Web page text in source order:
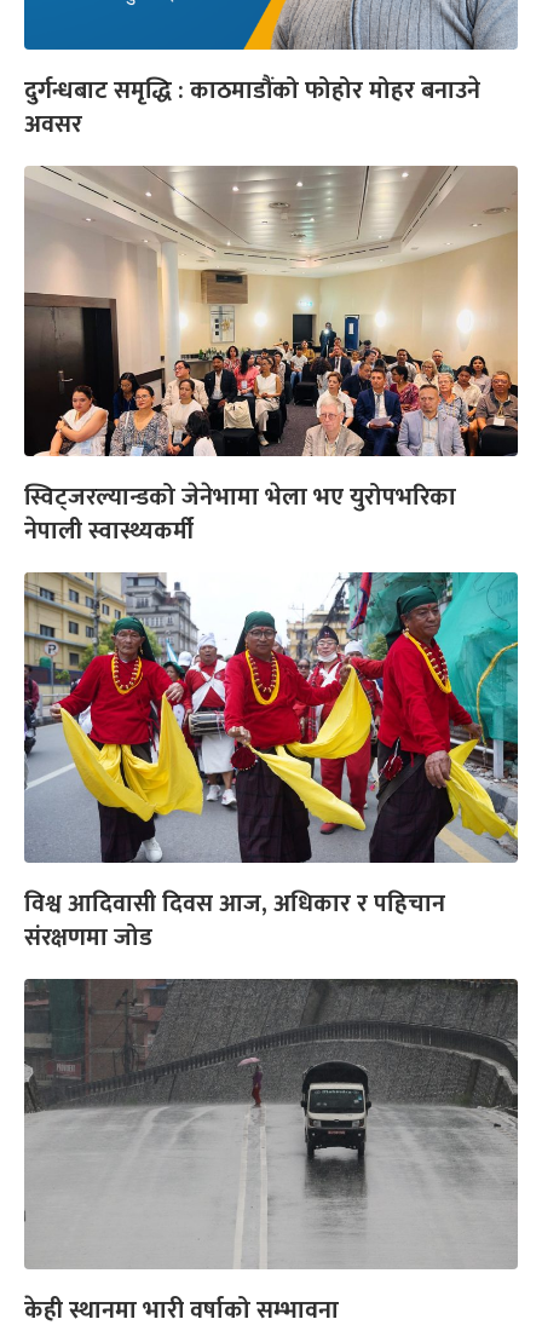
दुर्गन्धबाट समृद्धि : काठमाडौंको फोहोर मोहर बनाउने
अवसर
स्विट्जरल्यान्डको जेनेभामा भेला भए युरोपभरिका
नेपाली स्वास्थ्यकर्मी
विश्व आदिवासी दिवस आज, अधिकार र पहिचान
संरक्षणमा जोड
केही स्थानमा भारी वर्षाको सम्भावना